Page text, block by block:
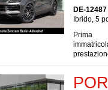
DE-
Ibrido, 5
Prima